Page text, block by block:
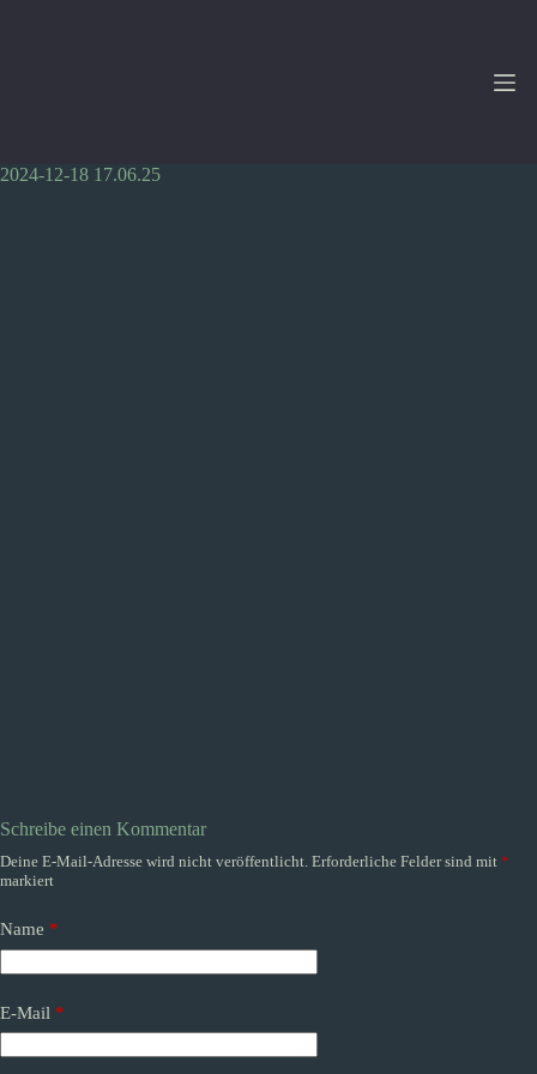
2024-12-18 17.06.25
Schreibe einen Kommentar
Deine E-Mail-Adresse wird nicht veröffentlicht. Erforderliche Felder sind mit *
markiert
Name *
E-Mail *